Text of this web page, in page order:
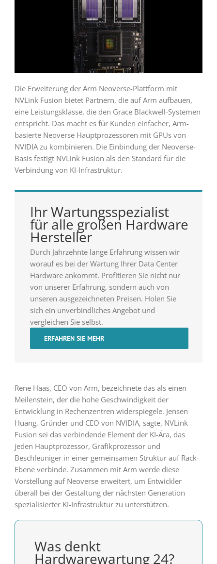
Die Erweiterung der Arm Neoverse-Plattform mit
NVLink Fusion bietet Partnern, die auf Arm aufbauen,
eine Leistungsklasse, die den Grace Blackwell-Systemen
entspricht. Das macht es für Kunden einfacher, Arm-
basierte Neoverse Hauptprozessoren mit GPUs von
NVIDIA zu kombinieren. Die Einbindung der Neoverse-
Basis festigt NVLink Fusion als den Standard für die
Verbindung von KI-Infrastruktur.
Ihr Wartungsspezialist
für alle großen Hardware
Hersteller
Durch Jahrzehnte lange Erfahrung wissen wir
worauf es bei der Wartung Ihrer Data Center
Hardware ankommt. Profitieren Sie nicht nur
von unserer Erfahrung, sondern auch von
unseren ausgezeichneten Preisen. Holen Sie
sich ein unverbindliches Angebot und
vergleichen Sie selbst.
ERFAHREN SIE MEHR
Rene Haas, CEO von Arm, bezeichnete das als einen
Meilenstein, der die hohe Geschwindigkeit der
Entwicklung in Rechenzentren widerspiegele. Jensen
Huang, Gründer und CEO von NVIDIA, sagte, NVLink
Fusion sei das verbindende Element der KI-Ära, das
jeden Hauptprozessor, Grafikprozessor und
Beschleuniger in einer gemeinsamen Struktur auf Rack-
Ebene verbinde. Zusammen mit Arm werde diese
Vorstellung auf Neoverse erweitert, um Entwickler
überall bei der Gestaltung der nächsten Generation
spezialisierter KI-Infrastruktur zu unterstützen.
Was denkt
Hardwarewartung 24?